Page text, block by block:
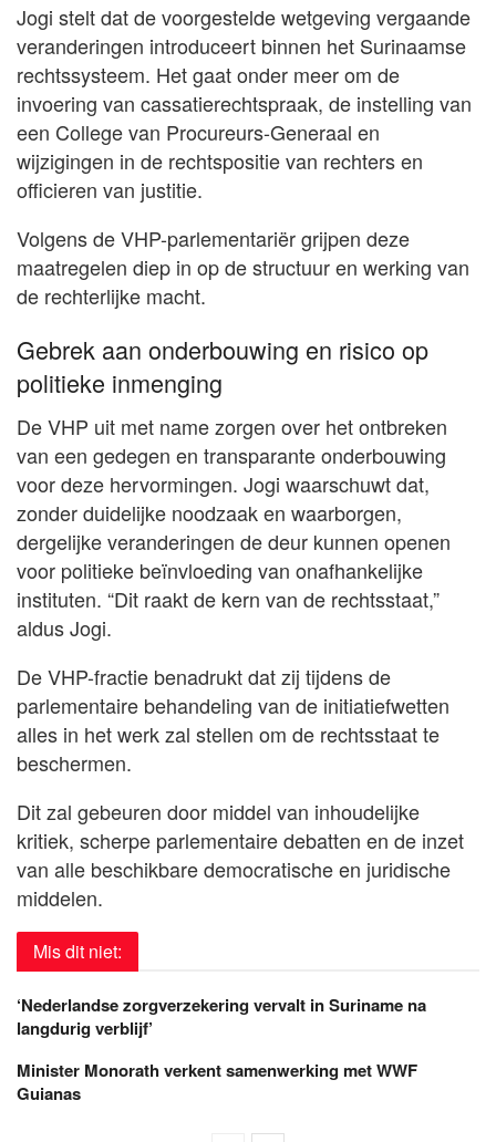
Jogi stelt dat de voorgestelde wetgeving vergaande
veranderingen introduceert binnen het Surinaamse
rechtssysteem. Het gaat onder meer om de
invoering van cassatierechtspraak, de instelling van
een College van Procureurs-Generaal en
wijzigingen in de rechtspositie van rechters en
officieren van justitie.
Volgens de VHP-parlementariër grijpen deze
maatregelen diep in op de structuur en werking van
de rechterlijke macht.
Gebrek aan onderbouwing en risico op
politieke inmenging
De VHP uit met name zorgen over het ontbreken
van een gedegen en transparante onderbouwing
voor deze hervormingen. Jogi waarschuwt dat,
zonder duidelijke noodzaak en waarborgen,
dergelijke veranderingen de deur kunnen openen
voor politieke beïnvloeding van onafhankelijke
instituten. “Dit raakt de kern van de rechtsstaat,”
aldus Jogi.
De VHP-fractie benadrukt dat zij tijdens de
parlementaire behandeling van de initiatiefwetten
alles in het werk zal stellen om de rechtsstaat te
beschermen.
Dit zal gebeuren door middel van inhoudelijke
kritiek, scherpe parlementaire debatten en de inzet
van alle beschikbare democratische en juridische
middelen.
Mis dit niet:
‘Nederlandse zorgverzekering vervalt in Suriname na
langdurig verblijf’
Minister Monorath verkent samenwerking met WWF
Guianas